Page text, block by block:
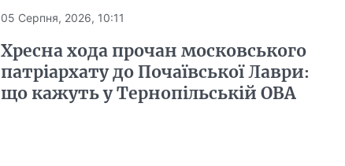
05 Серпня, 2026, 10:11
Хресна хода прочан московського
патріархату до Почаївської Лаври:
що кажуть у Тернопільській ОВА